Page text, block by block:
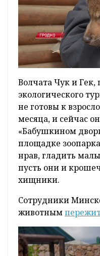
Волчата Чук и
экологического
не готовы к
месяца, и сейчас
«Бабушкином
площадке
нрав, гладить
пусть они и
хищники.
Сотрудники
животным